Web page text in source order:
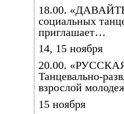
18.00.
социальных
приглашает…
14, 15 ноября
20.00.
Танцевально-
взрослой
15 ноября